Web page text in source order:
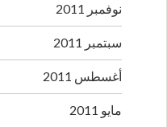
نوفمبر 2011
سبتمبر 2011
أغسطس 2011
مايو 2011